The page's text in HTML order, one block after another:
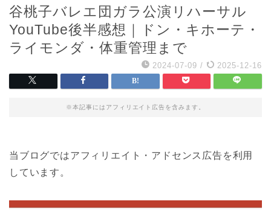
谷桃子バレエ団ガラ公演リハーサル
YouTube後半感想｜ドン・キホーテ・
ライモンダ・体重管理まで
2024-07-09 / 2025-12-16
※本記事にはアフィリエイト広告を含みます。
当ブログではアフィリエイト・アドセンス広告を利用
しています。